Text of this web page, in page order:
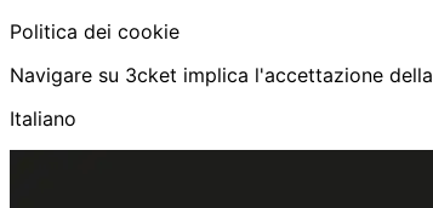
Politica dei cookie
Navigare su 3cket implica l'accettazione della
Italiano